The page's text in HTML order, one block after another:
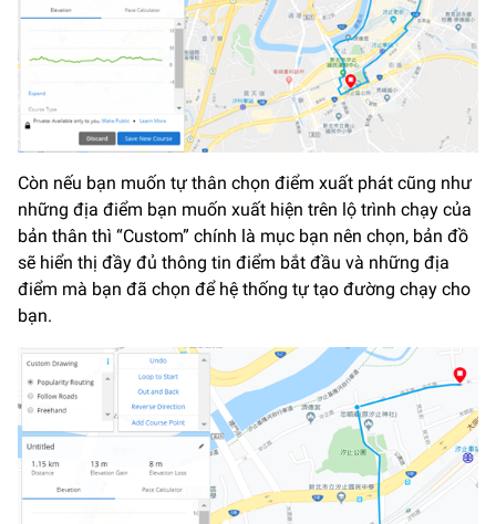
Còn nếu bạn muốn tự thân chọn điểm xuất phát cũng như
những địa điểm bạn muốn xuất hiện trên lộ trình chạy của
bản thân thì “Custom” chính là mục bạn nên chọn, bản đồ
sẽ hiển thị đầy đủ thông tin điểm bắt đầu và những địa
điểm mà bạn đã chọn để hệ thống tự tạo đường chạy cho
bạn.